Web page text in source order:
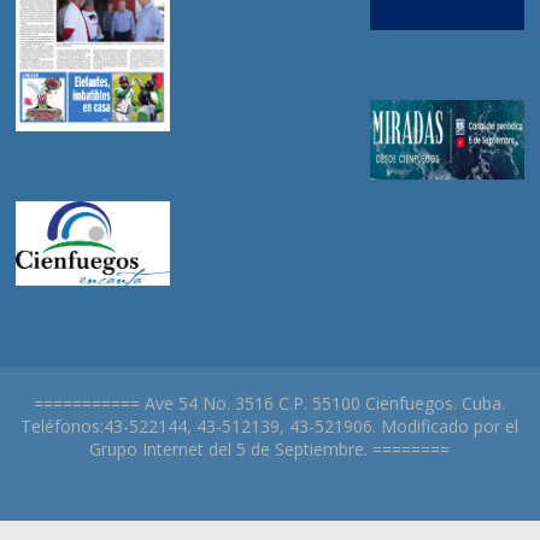
=========== Ave 54 No. 3516 C.P. 55100 Cienfuegos. Cuba.
Teléfonos:43-522144, 43-512139, 43-521906. Modificado por el
Grupo Internet del 5 de Septiembre. ========